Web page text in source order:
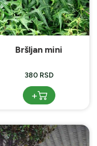
Bršljan mini
380 RSD
+